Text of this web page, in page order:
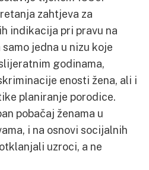
zahtjeva za
indikacija pri pravu na
jedna u nizu koje
godinama,
enosti žena, ali i
planiranje porodice.
pobačaj ženama u
i na osnovi socijalnih
uzroci, a ne